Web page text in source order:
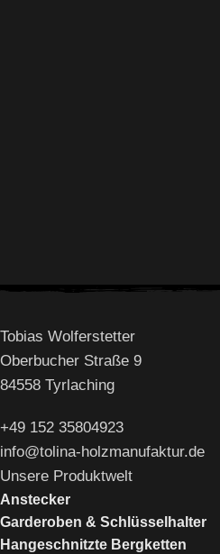
Tobias Wolferstetter
Oberbucher Straße 9
84558 Tyrlaching
+49 152 35804923
info@tolina-holzmanufaktur.de
Unsere Produktwelt
Anstecker
Garderoben & Schlüsselhalter
Hangeschnitzte Bergketten